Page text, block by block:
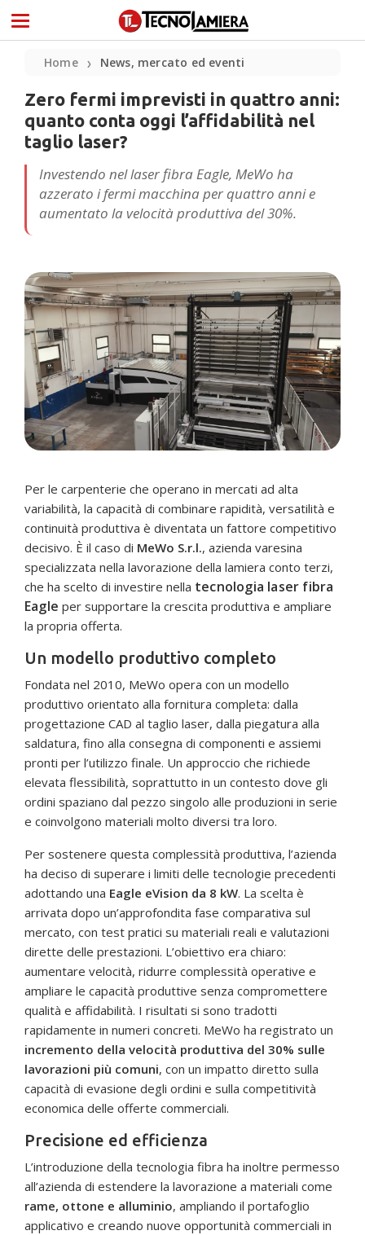
Home ❯ News, mercato ed eventi
Zero fermi imprevisti in quattro anni:
quanto conta oggi l’affidabilità nel
taglio laser?
Investendo nel laser fibra Eagle, MeWo ha
azzerato i fermi macchina per quattro anni e
aumentato la velocità produttiva del 30%.
Per le carpenterie che operano in mercati ad alta
variabilità, la capacità di combinare rapidità, versatilità e
continuità produttiva è diventata un fattore competitivo
decisivo. È il caso di MeWo S.r.l., azienda varesina
specializzata nella lavorazione della lamiera conto terzi,
che ha scelto di investire nella tecnologia laser fibra
Eagle per supportare la crescita produttiva e ampliare
la propria offerta.
Un modello produttivo completo
Fondata nel 2010, MeWo opera con un modello
produttivo orientato alla fornitura completa: dalla
progettazione CAD al taglio laser, dalla piegatura alla
saldatura, fino alla consegna di componenti e assiemi
pronti per l’utilizzo finale. Un approccio che richiede
elevata flessibilità, soprattutto in un contesto dove gli
ordini spaziano dal pezzo singolo alle produzioni in serie
e coinvolgono materiali molto diversi tra loro.
Per sostenere questa complessità produttiva, l’azienda
ha deciso di superare i limiti delle tecnologie precedenti
adottando una Eagle eVision da 8 kW. La scelta è
arrivata dopo un’approfondita fase comparativa sul
mercato, con test pratici su materiali reali e valutazioni
dirette delle prestazioni. L’obiettivo era chiaro:
aumentare velocità, ridurre complessità operative e
ampliare le capacità produttive senza compromettere
qualità e affidabilità. I risultati si sono tradotti
rapidamente in numeri concreti. MeWo ha registrato un
incremento della velocità produttiva del 30% sulle
lavorazioni più comuni, con un impatto diretto sulla
capacità di evasione degli ordini e sulla competitività
economica delle offerte commerciali.
Precisione ed efficienza
L’introduzione della tecnologia fibra ha inoltre permesso
all’azienda di estendere la lavorazione a materiali come
rame, ottone e alluminio, ampliando il portafoglio
applicativo e creando nuove opportunità commerciali in